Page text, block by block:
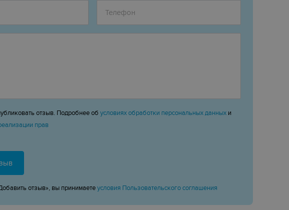
отзыв. Подробнее об условиях обработки персональных данных и
прав
отзыв», вы принимаетеусловия Пользовательского соглашения